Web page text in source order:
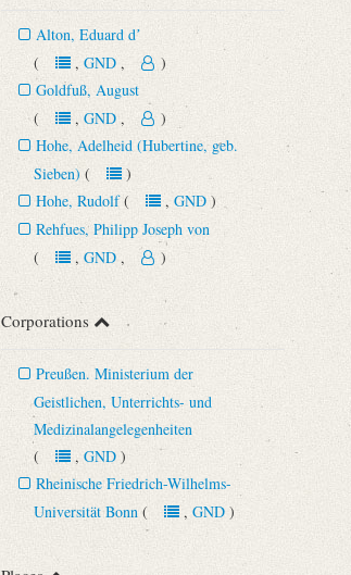
Alton, Eduard dʼ
(, GND, )
Goldfuß, August
(, GND, )
Hohe, Adelheid (Hubertine, geb.
Sieben) ()
Hohe, Rudolf (, GND)
Rehfues, Philipp Joseph von
(, GND, )
Corporations
Preußen. Ministerium der
Geistlichen, Unterrichts- und
Medizinalangelegenheiten
(, GND)
Rheinische Friedrich-Wilhelms-
Universität Bonn (, GND)